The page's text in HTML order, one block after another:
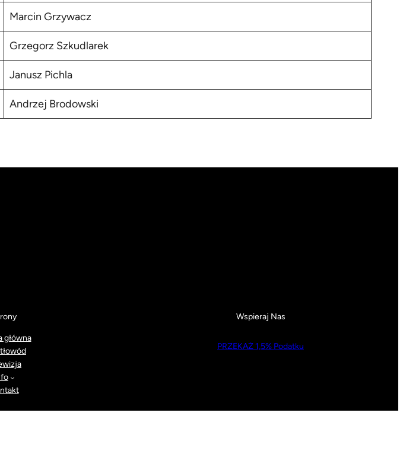
Marcin Grzywacz
Grzegorz Szkudlarek
Janusz Pichla
Andrzej Brodowski
główna
Wspieraj Nas
PRZEKAŻ 1,5% Podatku